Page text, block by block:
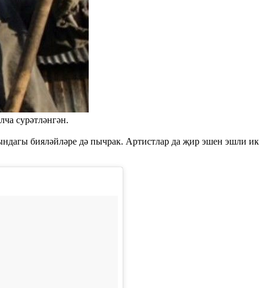
сурәтләнгән.
бияләйләре дә пычрак. Артистлар да җир эшен эшли